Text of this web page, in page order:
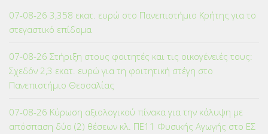
07-08-26 3,358 εκατ. ευρώ στο Πανεπιστήμιο Κρήτης για το
στεγαστικό επίδομα
07-08-26 Στήριξη στους φοιτητές και τις οικογένειές τους:
Σχεδόν 2,3 εκατ. ευρώ για τη φοιτητική στέγη στο
Πανεπιστήμιο Θεσσαλίας
07-08-26 Κύρωση αξιολογικού πίνακα για την κάλυψη με
απόσπαση δύο (2) θέσεων κλ. ΠΕ11 Φυσικής Αγωγής στο ΕΣ